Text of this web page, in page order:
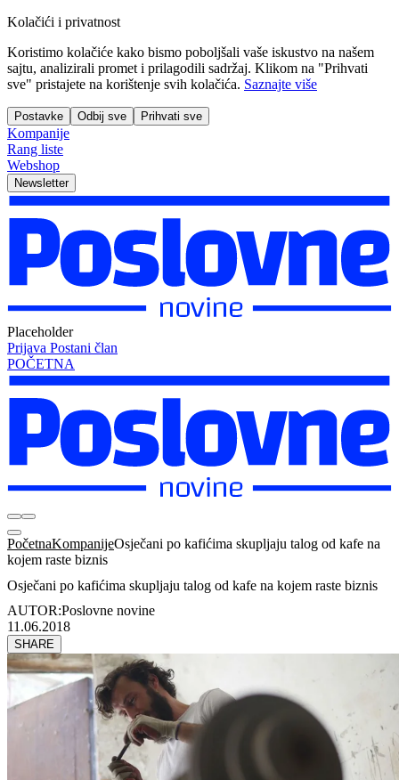
Kolačići i privatnost
Koristimo kolačiće kako bismo poboljšali vaše iskustvo na našem
sajtu, analizirali promet i prilagodili sadržaj. Klikom na "Prihvati
sve" pristajete na korištenje svih kolačića. Saznajte više
Postavke Odbij sve Prihvati sve
Kompanije
Rang liste
Webshop
Newsletter
Placeholder
Prijava Postani član
POČETNA
PočetnaKompanijeOsječani po kafićima skupljaju talog od kafe na
kojem raste biznis
Osječani po kafićima skupljaju talog od kafe na kojem raste biznis
AUTOR:Poslovne novine
11.06.2018
SHARE